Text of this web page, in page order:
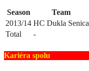
Season Team
2013/14 HC Dukla Senica
Total
-
Kariéra spolu